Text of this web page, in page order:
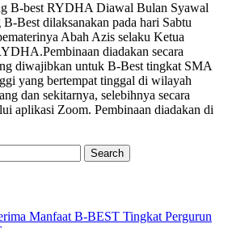
B-best RYDHA Diawal Bulan Syawal
Best dilaksanakan pada hari Sabtu
Abah Azis selaku Ketua
diadakan secara
diwajibkan untuk B-Best tingkat SMA
yang bertempat tinggal di wilayah
dan sekitarnya, selebihnya secara
aplikasi Zoom. Pembinaan diadakan di
Manfaat B-BEST Tingkat Pergurun